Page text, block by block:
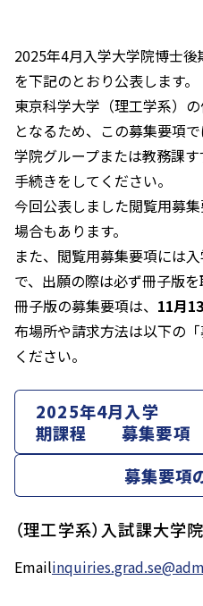
2025年4月入学大学院博士後
を下記のとおり公表します。
東京科学大学（理工学系）
となるため、この募集要項
学院グループまたは教務課
手続きをしてください。
今回公表しました閲覧用募
場合もあります。
また、閲覧用募集要項には
で、出願の際は必ず冊子版を
冊子版の募集要項は、 11月
布場所や請求方法は以下の
ください。
2025年4月入
期課程 募集要項
募集要項
（理工学系）入試課大学
Email